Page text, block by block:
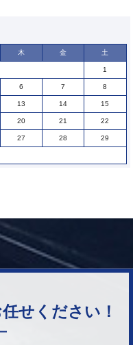
木 金 土
1
6 7 8
13 14 15
20 21 22
27 28 29
せください！